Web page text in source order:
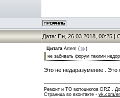
Дата: Пн, 26.03.2018, 00:25 |
Цитата Artem (
)
не забивать форум такими
Это не недаразумение . Это
Ремонт и ТО мотоциклов DRZ .
Страница во вконтакте - vk.com/